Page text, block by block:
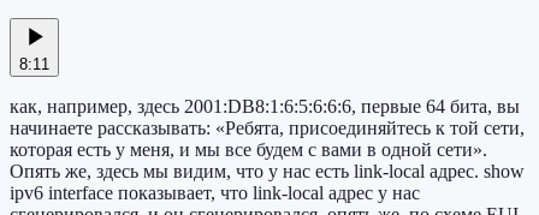
8:11
как, например, здесь 2001:DB8:1:6:5:6:6:6, первые 64 бита, вы
начинаете рассказывать: «Ребята, присоединяйтесь к той сети,
которая есть у меня, и мы все будем с вами в одной сети».
Опять же, здесь мы видим, что у нас есть link-local адрес. show
ipv6 interface показывает, что link-local адрес у нас